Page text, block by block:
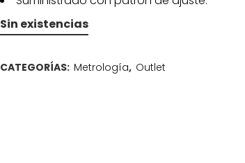
Sin existencias
CATEGORÍAS: Metrología, Outlet